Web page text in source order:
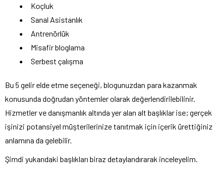
Koçluk
Sanal Asistanlık
Antrenörlük
Misafir bloglama
Serbest çalışma
Bu 5 gelir elde etme seçeneği, blogunuzdan para kazanmak
konusunda doğrudan yöntemler olarak değerlendirilebilinir.
Hizmetler ve danışmanlık altında yer alan alt başlıklar ise; gerçek
işinizi potansiyel müşterilerinize tanıtmak için içerik ürettiğiniz
anlamına da gelebilir.
Şimdi yukarıdaki başlıkları biraz detaylandırarak inceleyelim.